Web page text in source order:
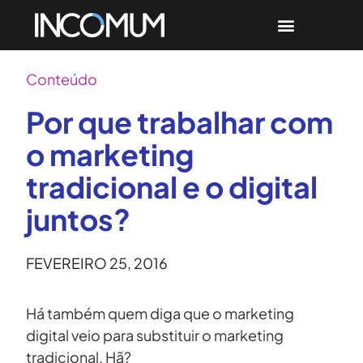
Conteúdo
Por que trabalhar com
o marketing
tradicional e o digital
juntos?
FEVEREIRO 25, 2016
Há também quem diga que o marketing
digital veio para substituir o marketing
tradicional. Hã?